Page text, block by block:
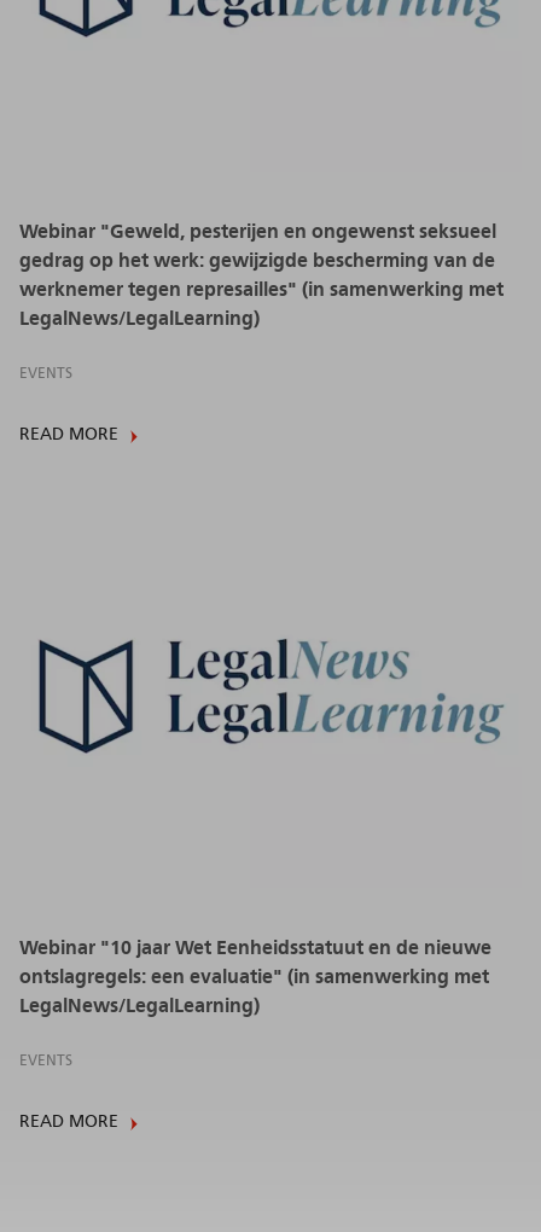
Webinar "Geweld, pesterijen en ongewenst seksueel
gedrag op het werk: gewijzigde bescherming van de
werknemer tegen represailles" (in samenwerking met
LegalNews/LegalLearning)
EVENTS
READ MORE
Webinar "10 jaar Wet Eenheidsstatuut en de nieuwe
ontslagregels: een evaluatie" (in samenwerking met
LegalNews/LegalLearning)
EVENTS
READ MORE